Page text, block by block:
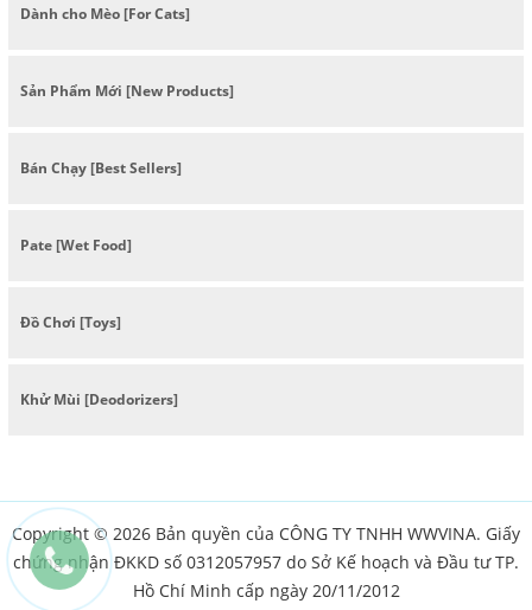
Dành cho Mèo [For Cats]
Sản Phẩm Mới [New Products]
Bán Chạy [Best Sellers]
Pate [Wet Food]
Đồ Chơi [Toys]
Khử Mùi [Deodorizers]
Copyright © 2026 Bản quyền của CÔNG TY TNHH WWVINA. Giấy
chứng nhận ĐKKD số 0312057957 do Sở Kế hoạch và Đầu tư TP.
Hồ Chí Minh cấp ngày 20/11/2012